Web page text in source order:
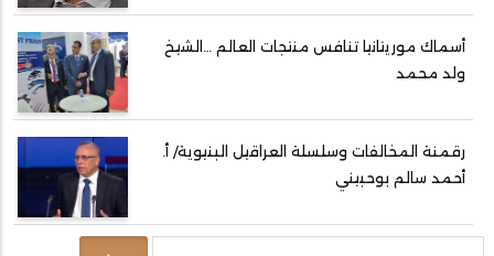
أسماك موريتانيا تنافس منتجات العالم …الشيخ
ولد محمد
رقمنة المخالفات وسلسلة العراقيل البنيوية/ أ.
أحمد سالم بوحبيني